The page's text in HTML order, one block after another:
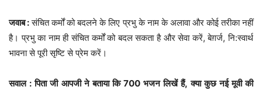
जवाब :संचित कर्मों को बदलने के लिए प्रभु के नाम के अलावा और कोई तरीका नहीं
है। प्रभु का नाम ही संचित कर्मों को बदल सकता है और सेवा करें, बेग़र्ज, नि:स्वार्थ
भावना से पूरी सृष्टि से प्रेम करें।
सवाल : पिता जी आपजी ने बताया कि 700 भजन लिखें हैं, क्या कुछ नई मूवी की